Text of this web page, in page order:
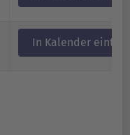
In Kalender